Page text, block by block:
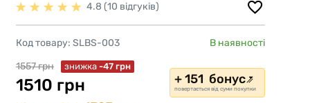
4.8 (10 відгуків)
Код товару: SLBS-003
В наявності
1557 грн
знижка -47 грн
1510 грн + 151 бонус
повертається від суми покупки